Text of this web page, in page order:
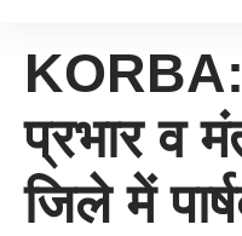
प्रभार व
जिले में